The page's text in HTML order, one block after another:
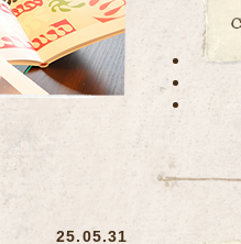
25.05.31